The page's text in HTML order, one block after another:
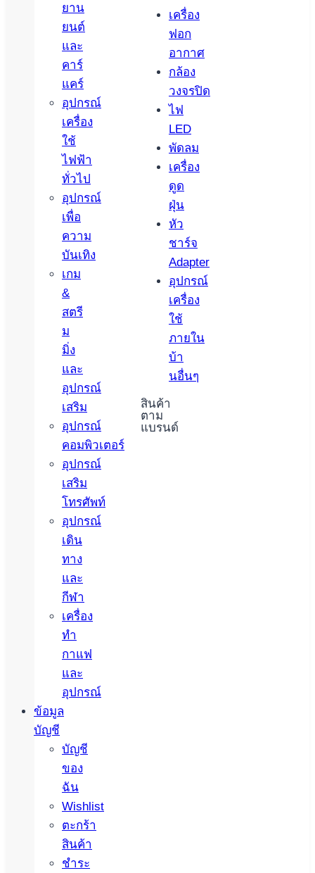
เครื่อง
ฟอก
อากาศ
กล้อง
วงจรปิด
ไฟ
LED
พัดลม
เครื่อง
ดูด
ฝุ่น
หัว
ชาร์จ
Adapter
อุปกรณ์
เครื่อง
ใช้
ภายใน
บ้า
นอื่นๆ
สินค้า
ตาม
แบรนด์
ยาน
ยนต์
และ
คาร์
แคร์
อุปกรณ์
เครื่อง
ใช้
ไฟฟ้า
ทั่วไป
อุปกรณ์
เพื่อ
ความ
บันเทิง
เกม
&
สตรี
ม
มิ่ง
และ
อุปกรณ์
เสริม
อุปกรณ์
คอมพิวเตอร์
อุปกรณ์
เสริม
โทรศัพท์
อุปกรณ์
เดิน
ทาง
และ
กีฬา
เครื่อง
ทำ
กาแฟ
และ
อุปกรณ์
ข้อมูล
บัญชี
บัญชี
ของ
ฉัน
Wishlist
ตะกร้า
สินค้า
ชำระ